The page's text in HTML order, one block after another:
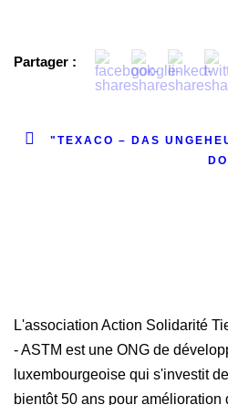
Partager :
"TEXACO – DAS
L'association Action Solidarité
- ASTM est une ONG de
luxembourgeoise qui s'investit
bientôt 50 ans pour amélioration